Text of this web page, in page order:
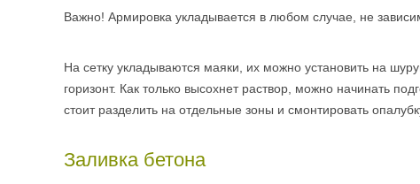
Важно! Армировка укладывается в любом случае, не
На сетку укладываются маяки, их можно установить на
горизонт. Как только высохнет раствор, можно начинать
стоит разделить на отдельные зоны и смонтировать
Заливка бетона